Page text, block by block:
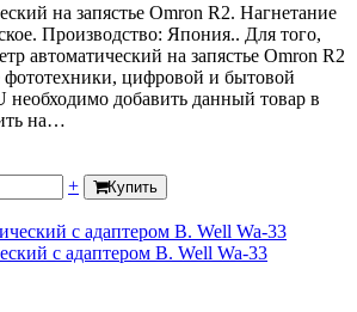
на запястье Omron R2. Нагнетание
Производство: Япония.. Для того,
автоматический на запястье Omron R2
фототехники, цифровой и бытовой
добавить данный товар в
на…
+ Купить
с адаптером B. Well Wa-33